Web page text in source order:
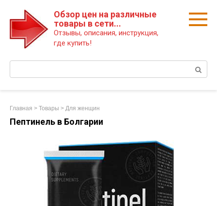
Обзор цен на различные
товары в сети...
Отзывы, описания, инструкция,
где купить!
Главная > Товары > Для женщин
Пептинель в Болгарии